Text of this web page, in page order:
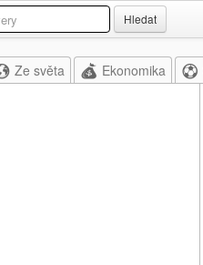
Hledat
Ze světa Ekonomika